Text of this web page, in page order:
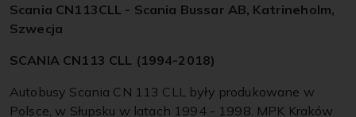
Scania CN113CLL - Scania Bussar AB, Katrineholm,
Szwecja
SCANIA CN113 CLL (1994-2018)
Autobusy Scania CN 113 CLL były produkowane w
Polsce, w Słupsku w latach 1994 - 1998. MPK Kraków